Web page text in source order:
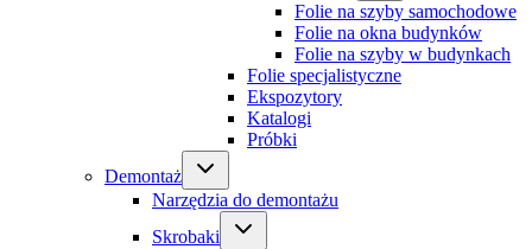
Folie na szyby samochodowe
Folie na okna budynków
Folie na szyby w budynkach
Folie specjalistyczne
Ekspozytory
Katalogi
Próbki
Demontaż
Narzędzia do demontażu
Skrobaki